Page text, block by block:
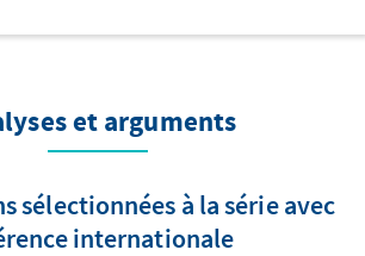
et arguments
sélectionnées à la série avec
internationale